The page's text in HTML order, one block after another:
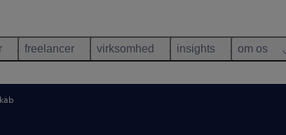
freelancer virksomhed insights om os